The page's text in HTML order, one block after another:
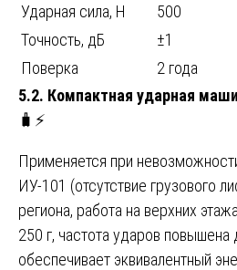
Ударная сила, Н
500
Точность, дБ
±1
Поверка
2 года
5.2. Компактная ударная
🧳⚡
Применяется при
ИУ-101 (отсутствие грузового
региона, работа на верхних
250 г, частота ударов повышена
обеспечивает эквивалентный